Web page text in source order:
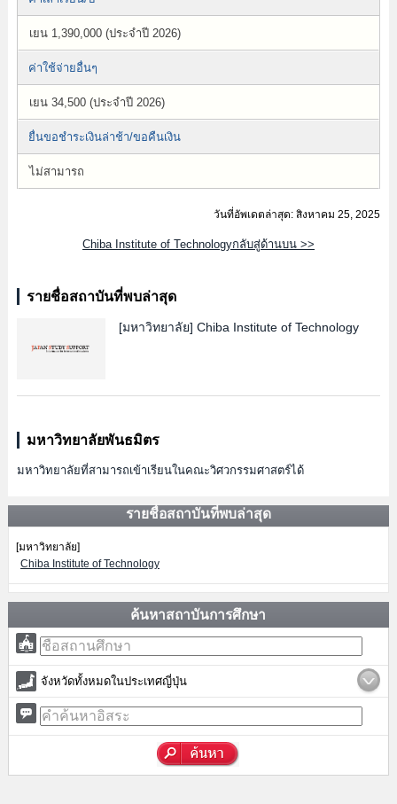
เยน 1,390,000 (ประจำปี 2026)
ค่าใช้จ่ายอื่นๆ
เยน 34,500 (ประจำปี 2026)
ยื่นขอชำระเงินล่าช้า/ขอคืนเงิน
ไม่สามารถ
วันที่อัพเดตล่าสุด: สิงหาคม 25, 2025
Chiba Institute of Technologyกลับสู่ด้านบน >>
รายชื่อสถาบันที่พบล่าสุด
[มหาวิทยาลัย] Chiba Institute of Technology
มหาวิทยาลัยพันธมิตร
มหาวิทยาลัยที่สามารถเข้าเรียนในคณะวิศวกรรมศาสตร์ได้
รายชื่อสถาบันที่พบล่าสุด
[มหาวิทยาลัย]
Chiba Institute of Technology
ค้นหาสถาบันการศึกษา
จังหวัดทั้งหมดในประเทศญี่ปุ่น